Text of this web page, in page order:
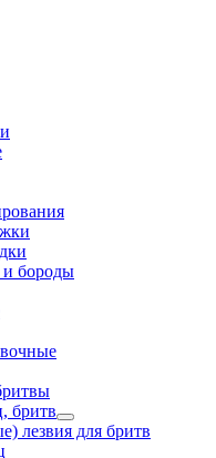
и бороды
бритв
лезвия для бритв